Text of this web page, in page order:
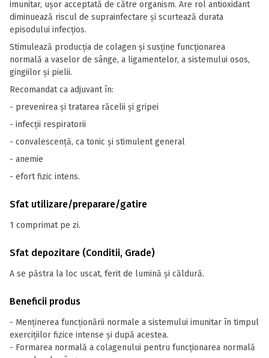
imunitar, ușor acceptată de către organism. Are rol antioxidant
diminuează riscul de suprainfectare și scurtează durata
episodului infecțios.
Stimulează producția de colagen și susține funcţionarea
normală a vaselor de sânge, a ligamentelor, a sistemului osos,
gingiilor și pielii.
Recomandat ca adjuvant în:
- prevenirea și tratarea răcelii și gripei
- infecții respiratorii
- convalescență, ca tonic și stimulent general
- anemie
- efort fizic intens.
Sfat utilizare/preparare/gatire
1 comprimat pe zi.
Sfat depozitare (Conditii, Grade)
A se păstra la loc uscat, ferit de lumină și căldură.
Beneficii produs
- Menţinerea funcţionării normale a sistemului imunitar în timpul
exerciţiilor fizice intense și după acestea.
- Formarea normală a colagenului pentru funcţionarea normală